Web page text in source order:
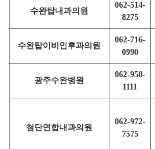
수완탑내과의원
062-514-
8275
수완탑이비인후과의원
062-716-
0990
광주수완병원
062-958-
1111
첨단연합내과의원
062-972-
7575